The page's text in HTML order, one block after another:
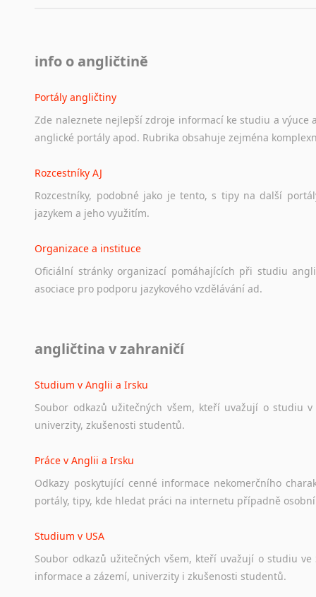
info o angličtině
Portály angličtiny
Zde naleznete nejlepší zdroje informací ke studiu a výuce
anglické portály apod. Rubrika obsahuje zejména
Rozcestníky AJ
Rozcestníky, podobné jako je tento, s tipy na další
jazykem a jeho využitím.
Organizace a instituce
Oficiální stránky organizací pomáhajících při studiu
asociace pro podporu jazykového vzdělávání ad.
Ať už se jedná o česká diskusní
angličtina v zahraničí
Studium v Anglii a Irsku
Soubor odkazů užitečných všem, kteří uvažují o studiu v
univerzity, zkušenosti studentů.
Práce v Anglii a Irsku
Odkazy poskytující cenné informace nekomerčního
portály, tipy, kde hledat práci na internetu případně osobní
Studium v USA
Soubor odkazů užitečných všem, kteří uvažují o studiu ve
informace a zázemí, univerzity i zkušenosti studentů.